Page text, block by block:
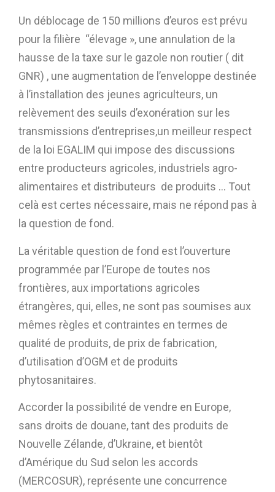
Un déblocage de 150 millions d’euros est prévu
pour la filière “élevage », une annulation de la
hausse de la taxe sur le gazole non routier ( dit
GNR) , une augmentation de l’enveloppe destinée
à l’installation des jeunes agriculteurs, un
relèvement des seuils d’exonération sur les
transmissions d’entreprises,un meilleur respect
de la loi EGALIM qui impose des discussions
entre producteurs agricoles, industriels agro-
alimentaires et distributeurs de produits … Tout
celà est certes nécessaire, mais ne répond pas à
la question de fond.
La véritable question de fond est l’ouverture
programmée par l’Europe de toutes nos
frontières, aux importations agricoles
étrangères, qui, elles, ne sont pas soumises aux
mêmes règles et contraintes en termes de
qualité de produits, de prix de fabrication,
d’utilisation d’OGM et de produits
phytosanitaires.
Accorder la possibilité de vendre en Europe,
sans droits de douane, tant des produits de
Nouvelle Zélande, d’Ukraine, et bientôt
d’Amérique du Sud selon les accords
(MERCOSUR), représente une concurrence